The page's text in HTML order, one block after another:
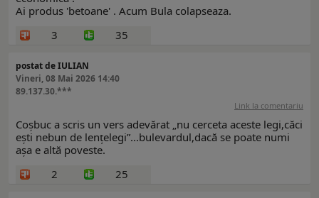
Ai produs 'betoane' . Acum Bula colapseaza.
3
35
postat de IULIAN
Vineri, 08 Mai 2026 14:40
89.137.30.***
Link la comentariu
Coșbuc a scris un vers adevărat „nu cerceta aceste legi,căci
ești nebun de lențelegi”...bulevardul,dacă se poate numi
așa e altă poveste.
2
25